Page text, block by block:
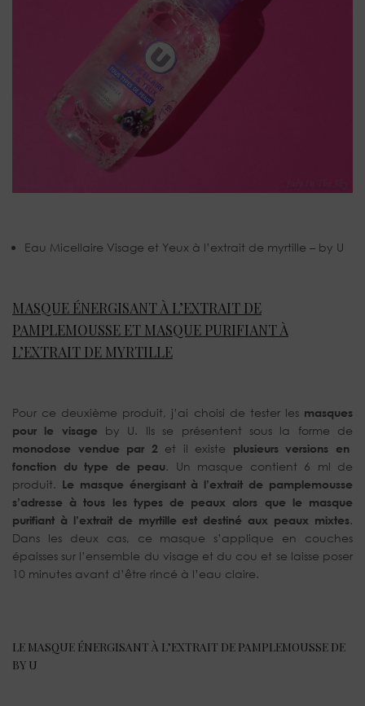
Eau Micellaire Visage et Yeux à l’extrait de myrtille – by U
MASQUE ÉNERGISANT À L’EXTRAIT DE
PAMPLEMOUSSE ET MASQUE PURIFIANT À
L’EXTRAIT DE MYRTILLE
Pour ce deuxième produit, j’ai choisi de tester les masques
pour le visage by U. Ils se présentent sous la forme de
monodose vendue par 2 et il existe plusieurs versions en
fonction du type de peau. Un masque contient 6 ml de
produit. Le masque énergisant à l’extrait de pamplemousse
s’adresse à tous les types de peaux alors que le masque
purifiant à l’extrait de myrtille est destiné aux peaux mixtes.
Dans les deux cas, ce masque s’applique en couches
épaisses sur l’ensemble du visage et du cou et se laisse poser
10 minutes avant d’être rincé à l’eau claire.
LE MASQUE ÉNERGISANT À L’EXTRAIT DE PAMPLEMOUSSE DE
BY U